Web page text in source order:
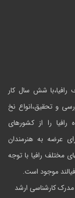
رافیا،با شش سال کار
و تحقیق،انواع نخ
رافیا را از کشورهای
برای عرضه به هنرمندان
مختلف رافیا با توجه
موجود است.
کارشناسی ارشد